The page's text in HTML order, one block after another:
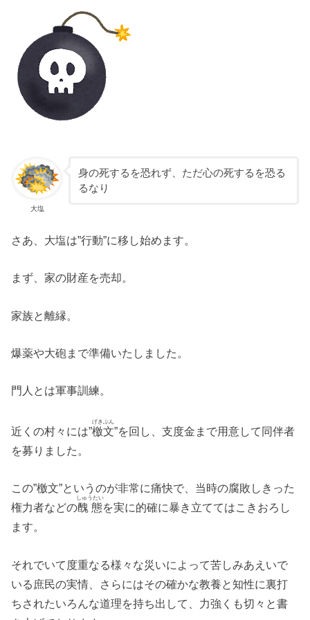
大塩
身の死するを恐れず、ただ心の死するを恐る
るなり
さあ、大塩は”行動”に移し始めます。
まず、家の財産を売却。
家族と離縁。
爆薬や大砲まで準備いたしました。
門人とは軍事訓練。
近くの村々には”檄文
げきぶん
”を回し、支度金まで用意して同伴者
を募りました。
この”檄文”というのが非常に痛快で、当時の腐敗しきった
権力者などの醜態
しゅうたい
を実に的確に暴き立ててはこきおろし
ます。
それでいて度重なる様々な災いによって苦しみあえいで
いる庶民の実情、さらにはその確かな教養と知性に裏打
ちされたいろんな道理を持ち出して、力強くも切々と書